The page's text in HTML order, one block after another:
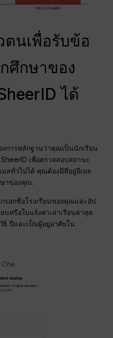
นเพื่อรับข้อ
ศึกษาของ
ได้
งการหลักฐานว่าคุณเป็นนักเรียน
เพื่อตรวจสอบสถานะ
ลทั่วไปได้ คุณต้องมีที่อยู่อีเมล
ษาของคุณ.
รอกชื่อโรงเรียนของคุณและอัป
นหรือใบแจ้งค่าเล่าเรียนล่าสุด
ปีและเป็นผู้อยู่อาศัยใน